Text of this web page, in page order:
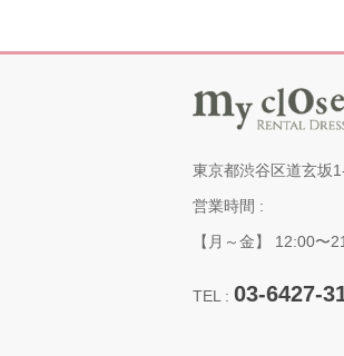
♡詳細はHP→サプラ
ラプラン」こちらも
東京都渋谷区道玄坂
営業時間 :
【月～金】 12:00〜
TEL : 03-6427-